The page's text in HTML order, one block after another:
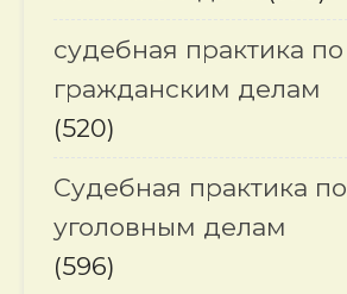
судебная практика по
гражданским делам
(520)
Судебная практика по
уголовным делам
(596)